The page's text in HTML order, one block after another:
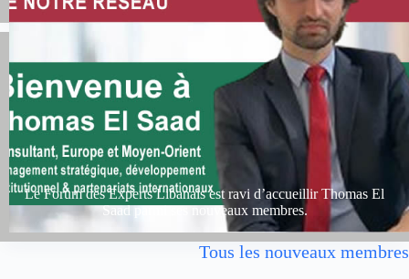
Le Forum des Experts Libanais est ravi d’accueillir Thomas El
Saad parmi ses nouveaux membres.
Tous les nouveaux membres